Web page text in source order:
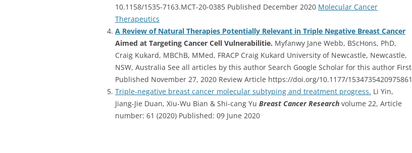
10.1158/1535-7163.MCT-20-0385 Published December 2020 Molecular Cancer
Therapeutics
A Review of Natural Therapies Potentially Relevant in Triple Negative Breast Cancer
Aimed at Targeting Cancer Cell Vulnerabilitie. Myfanwy Jane Webb, BScHons, PhD,
Craig Kukard, MBChB, MMed, FRACP Craig Kukard University of Newcastle, Newcastle,
NSW, Australia See all articles by this author Search Google Scholar for this author First
Published November 27, 2020 Review Article https://doi.org/10.1177/1534735420975861
Triple-negative breast cancer molecular subtyping and treatment progress. Li Yin,
Jiang-Jie Duan, Xiu-Wu Bian & Shi-cang Yu Breast Cancer Research volume 22, Article
number: 61 (2020) Published: 09 June 2020